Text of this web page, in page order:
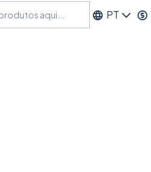
PT